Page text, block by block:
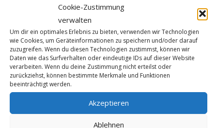
Cookie-Zustimmung
verwalten
Um dir ein optimales Erlebnis zu bieten, verwenden wir Technologien
wie Cookies, um Geräteinformationen zu speichern und/oder darauf
zuzugreifen. Wenn du diesen Technologien zustimmst, können wir
Daten wie das Surfverhalten oder eindeutige IDs auf dieser Website
verarbeiten. Wenn du deine Zustimmung nicht erteilst oder
zurückziehst, können bestimmte Merkmale und Funktionen
beeinträchtigt werden.
Akzeptieren
Ablehnen
Körpergeruch
Live vom Jakobsweg
Neurodermitis